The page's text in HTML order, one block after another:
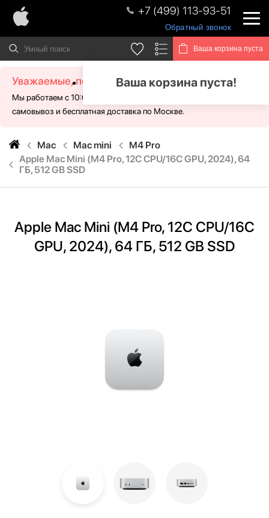
+7 (499) 113-93-51
Обратный звонок
Ваша корзина пуста
Ваша корзина пуста!
Уважаемые, посетители!
Мы работаем с 10:00 - 21:00 без выходных. Для Вас доступен
самовывоз и бесплатная доставка по Москве.
Mac Mac mini
M4 Pro
Apple Mac Mini (M4 Pro, 12C CPU/16C GPU, 2024), 64
ГБ, 512 GB SSD
Apple Mac Mini (M4 Pro, 12C CPU/16C
GPU, 2024), 64 ГБ, 512 GB SSD